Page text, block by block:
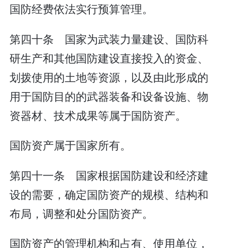
国防经费依法实行预算管理。
第四十条 国家为武装力量建设、国防科
研生产和其他国防建设直接投入的资金、
划拨使用的土地等资源，以及由此形成的
用于国防目的的武器装备和设备设施、物
资器材、技术成果等属于国防资产。
国防资产属于国家所有。
第四十一条 国家根据国防建设和经济建
设的需要，确定国防资产的规模、结构和
布局，调整和处分国防资产。
国防资产的管理机构和占有、使用单位，